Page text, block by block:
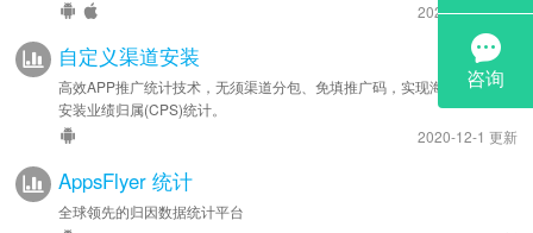
2026-5-12 更新
自定义渠道安装
高效APP推广统计技术，无须渠道分包、免填推广码，实现海量渠道APP
安装业绩归属(CPS)统计。
2020-12-1 更新
AppsFlyer 统计
全球领先的归因数据统计平台